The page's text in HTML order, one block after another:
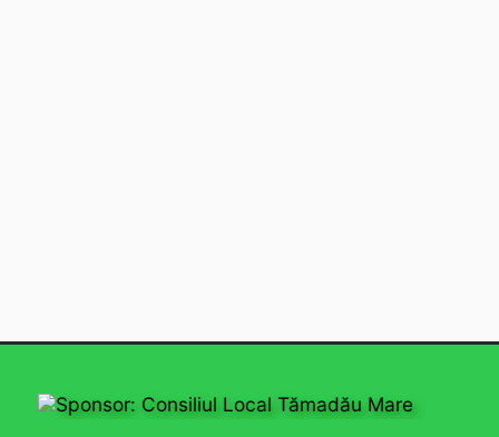
Sponsor: Consiliul Local Tămadău Mare